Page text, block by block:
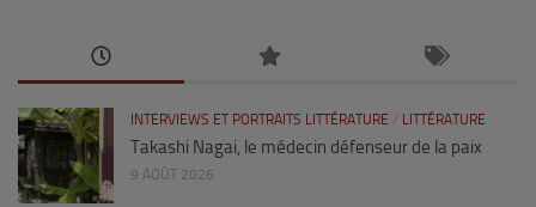
INTERVIEWS ET PORTRAITS LITTÉRATURE / LITTÉRATURE
Takashi Nagai, le médecin défenseur de la paix
9 AOÛT 2026